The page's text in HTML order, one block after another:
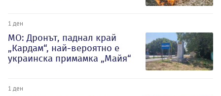
1 ден
МО: Дронът, паднал край
„Кардам“, най-вероятно е
украинска примамка „Майя“
1 ден